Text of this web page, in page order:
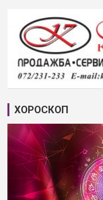
ХОРОСКОП